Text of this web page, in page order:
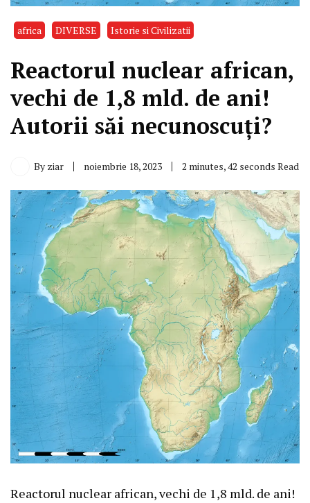
africa DIVERSE Istorie si Civilizatii
Reactorul nuclear african,
vechi de 1,8 mld. de ani!
Autorii săi necunoscuți?
By ziar noiembrie 18, 2023 2 minutes, 42 seconds Read
Reactorul nuclear african, vechi de 1,8 mld. de ani!